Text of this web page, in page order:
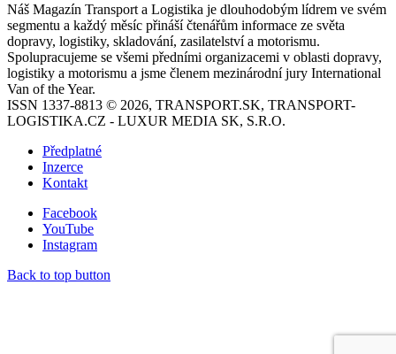
Náš Magazín Transport a Logistika je dlouhodobým lídrem ve svém
segmentu a každý měsíc přináší čtenářům informace ze světa
dopravy, logistiky, skladování, zasilatelství a motorismu.
Spolupracujeme se všemi předními organizacemi v oblasti dopravy,
logistiky a motorismu a jsme členem mezinárodní jury International
Van of the Year.
ISSN 1337-8813 © 2026, TRANSPORT.SK, TRANSPORT-
LOGISTIKA.CZ - LUXUR MEDIA SK, S.R.O.
Předplatné
Inzerce
Kontakt
Facebook
YouTube
Instagram
Back to top button